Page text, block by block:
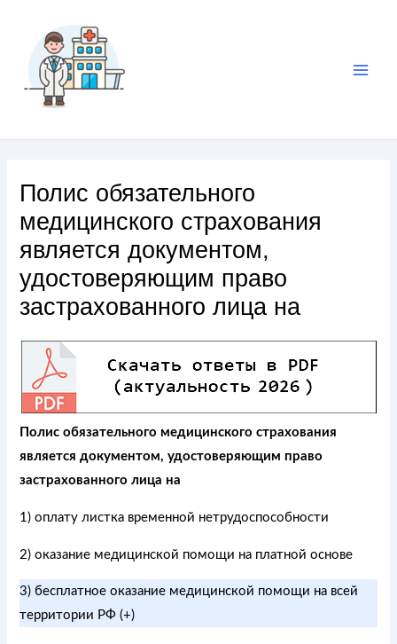
Полис обязательного
медицинского страхования
является документом,
удостоверяющим право
застрахованного лица на
Полис обязательного медицинского страхования
является документом, удостоверяющим право
застрахованного лица на
1) оплату листка временной нетрудоспособности
2) оказание медицинской помощи на платной основе
3) бесплатное оказание медицинской помощи на всей
территории РФ (+)